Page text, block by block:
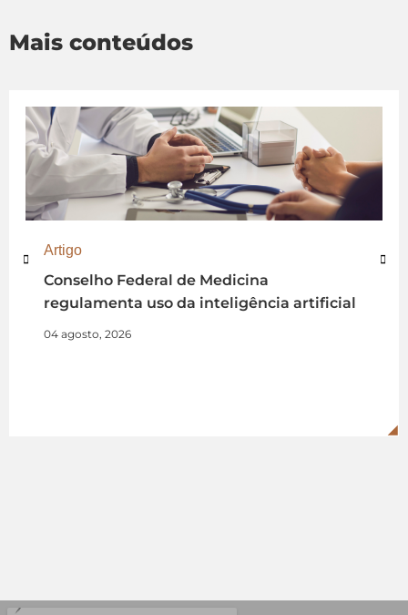
Mais conteúdos
Artigo
Conselho Federal de Medicina
regulamenta uso da inteligência artificial
04 agosto, 2026